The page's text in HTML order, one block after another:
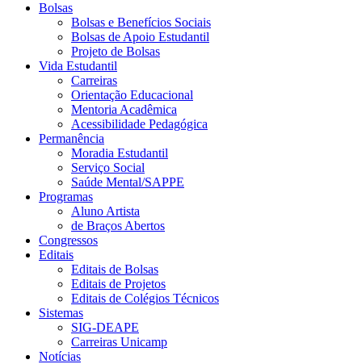
Bolsas
Bolsas e Benefícios Sociais
Bolsas de Apoio Estudantil
Projeto de Bolsas
Vida Estudantil
Carreiras
Orientação Educacional
Mentoria Acadêmica
Acessibilidade Pedagógica
Permanência
Moradia Estudantil
Serviço Social
Saúde Mental/SAPPE
Programas
Aluno Artista
de Braços Abertos
Congressos
Editais
Editais de Bolsas
Editais de Projetos
Editais de Colégios Técnicos
Sistemas
SIG-DEAPE
Carreiras Unicamp
Notícias